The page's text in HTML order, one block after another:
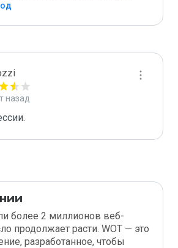
назад
более 2 миллионов веб-
продолжает расти. WOT — это
разработанное, чтобы